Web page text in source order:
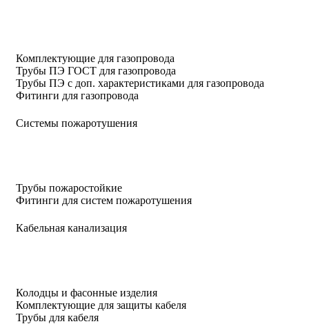
Комплектующие для газопровода
Трубы ПЭ ГОСТ для газопровода
Трубы ПЭ с доп. характеристиками для газопровода
Фитинги для газопровода
Системы пожаротушения
Трубы пожаростойкие
Фитинги для систем пожаротушения
Кабельная канализация
Колодцы и фасонные изделия
Комплектующие для защиты кабеля
Трубы для кабеля